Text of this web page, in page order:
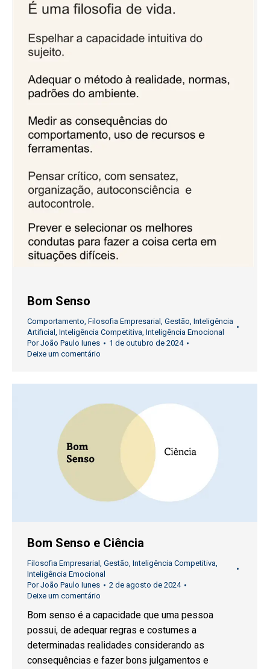
Bom Senso
Comportamento Filosofia Empresarial Gestão Inteligência
Artificial Inteligência Competitiva Inteligência Emocional
PorJoão Paulo Iunes
1 de outubro de 2024
Deixe um comentário
Bom Senso e Ciência
Filosofia Empresarial , Gestão, Inteligência Competitiva,
Inteligência Emocional
PorJoão Paulo Iunes
2 de agosto de 2024
Deixe um comentário
Bom senso é a capacidade que uma pessoa
possui, de adequar regras e costumes a
determinadas realidades considerando as
consequências e fazer bons julgamentos e